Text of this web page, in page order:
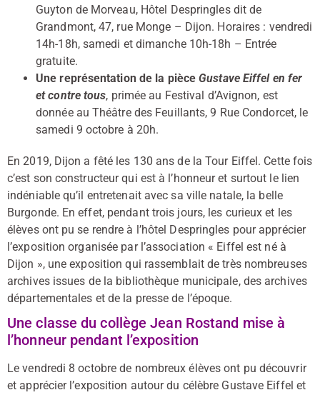
Guyton de Morveau, Hôtel Despringles dit de
Grandmont, 47, rue Monge – Dijon. Horaires : vendredi
14h-18h, samedi et dimanche 10h-18h – Entrée
gratuite.
Une représentation de la pièceGustave Eiffel en fer
et contre tous, primée au Festival d’Avignon, est
donnée au Théâtre des Feuillants, 9 Rue Condorcet, le
samedi 9 octobre à 20h.
En 2019, Dijon a fêté les 130 ans de la Tour Eiffel. Cette fois
c’est son constructeur qui est à l’honneur et surtout le lien
indéniable qu’il entretenait avec sa ville natale, la belle
Burgonde. En effet, pendant trois jours, les curieux et les
élèves ont pu se rendre à l’hôtel Despringles pour apprécier
l’exposition organisée par l’association « Eiffel est né à
Dijon », une exposition qui rassemblait de très nombreuses
archives issues de la bibliothèque municipale, des archives
départementales et de la presse de l’époque.
Une classe du collège Jean Rostand mise à
l’honneur pendant l’exposition
Le vendredi 8 octobre de nombreux élèves ont pu découvrir
et apprécier l’exposition autour du célèbre Gustave Eiffel et